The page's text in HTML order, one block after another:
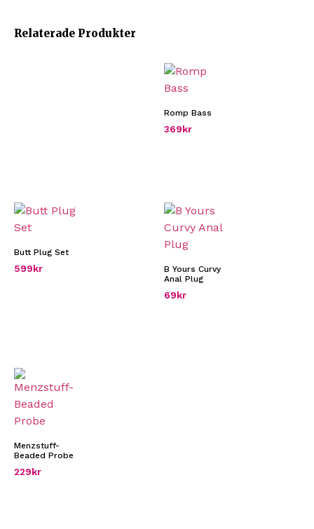
Relaterade Produkter
Romp Bass
369kr
Butt Plug Set
599kr
B Yours Curvy
Anal Plug
69kr
Menzstuff-
Beaded Probe
229kr